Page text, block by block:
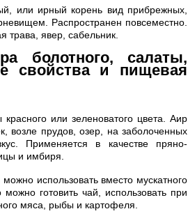
или ирный корень вид прибрежных,
Распространен повсеместно.
трава, явер, сабельник.
болотного, салаты,
свойства и пищевая
или зеленоватого цвета. Аир
возле прудов, озер, на заболоченных
Применяется в качестве пряно-
и имбиря.
использовать вместо мускатного
готовить чай, использовать при
мяса, рыбы и картофеля.